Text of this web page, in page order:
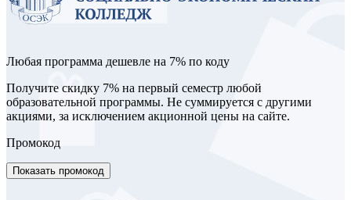
Любая программа дешевле на 7% по коду
Получите скидку 7% на первый семестр любой
образовательной программы. Не суммируется с другими
акциями, за исключением акционной цены на сайте.
Промокод
Показать промокод